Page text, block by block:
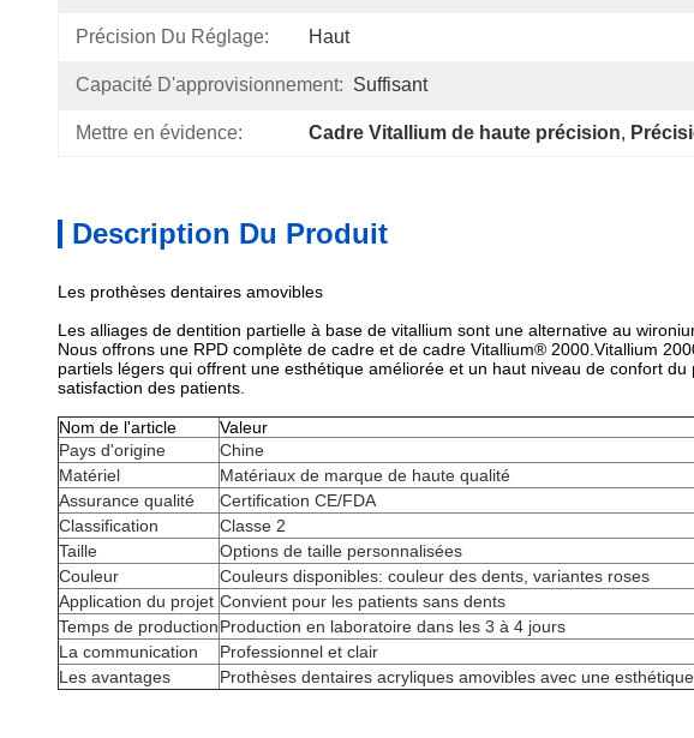
Précision Du Réglage: Haut
Capacité D'approvisionnement: Suffisant
Mettre en évidence: Cadre Vitallium de haute précision,
Description Du Produit
Les prothèses dentaires amovibles
Les alliages de dentition partielle à base de vitallium sont une alternative au
Nous offrons une RPD complète de cadre et de cadre Vitallium® 2000.Vitallium
partiels légers qui offrent une esthétique améliorée et un haut niveau de confort
satisfaction des patients.
Nom de l'article
Valeur
Pays d'origine
Chine
Matériel
Matériaux de marque de haute qualité
Assurance qualité
Certification CE/FDA
Classification
Classe 2
Taille
Options de taille personnalisées
Couleur
Couleurs disponibles: couleur des dents, variantes roses
Application du projet Convient pour les patients sans dents
Temps de productionProduction en laboratoire dans les 3 à 4 jours
La communication
Professionnel et clair
Les avantages
Prothèses dentaires acryliques amovibles avec une